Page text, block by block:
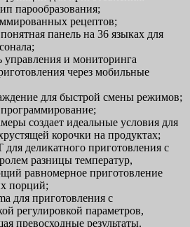
парообразования;
рецептов;
панель на 36 языках для
управления и мониторинга
через мобильные
для быстрой смены режимов;
cоздает идеальные условия для
корочки на продуктах;
деликатного приготовления с
разницы температур,
равномерное приготовление
порций;
для приготовления с
регулировкой параметров,
превосходные результаты.